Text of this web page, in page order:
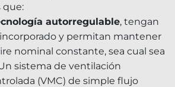
que:
autorregulable, tengan
y permitan mantener
nominal constante, sea cual sea
sistema de ventilación
(VMC) de simple flujo